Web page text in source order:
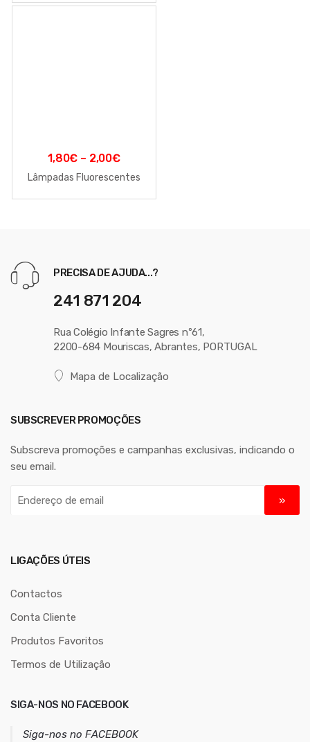
1,80€ – 2,00€
Lâmpadas Fluorescentes
PRECISA DE AJUDA...?
241 871 204
Rua Colégio Infante Sagres nº61,
2200-684 Mouriscas, Abrantes, PORTUGAL
Mapa de Localização
SUBSCREVER PROMOÇÕES
Subscreva promoções e campanhas exclusivas, indicando o
seu email.
r
ç
e
e
i
LIGAÇÕES ÚTEIS
Contactos
Conta Cliente
Produtos Favoritos
Termos de Utilização
SIGA-NOS NO FACEBOOK
Siga-nos no FACEBOOK